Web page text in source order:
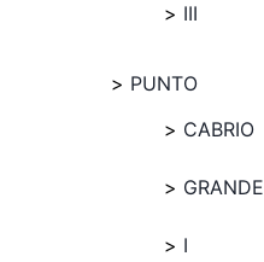
III
PUNTO
CABRIO
GRANDE
I